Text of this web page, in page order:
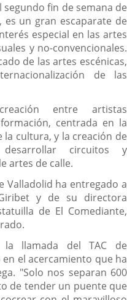
segundo fin de semana de
es un gran escaparate de
especial en las artes
y no-convencionales.
de las artes escénicas,
de las
entre artistas
centrada en la
cultura, y la creación de
desarrollar circuitos y
artes de calle.
Valladolid ha entregado a
y de su directora
de El Comediante,
la llamada del TAC de
el acercamiento que ha
"Solo nos separan 600
de tender un puente que